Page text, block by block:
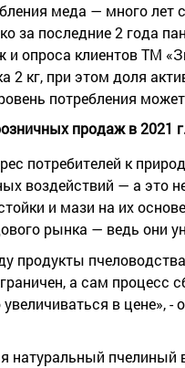
меда — много лет
за последние 2 года
опроса клиентов ТМ
кг, при этом доля
потребления
продаж в 2021
потребителей к
воздействий — а это
и мази на их
рынка — ведь они
продукты
а сам процесс
в цене»,
натуральный пчелиный